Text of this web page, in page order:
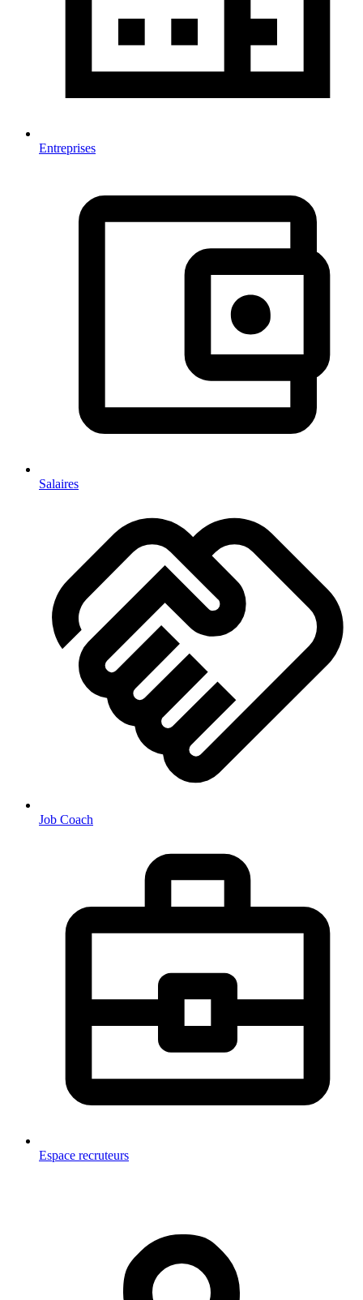
Entreprises
Salaires
Job Coach
Espace recruteurs